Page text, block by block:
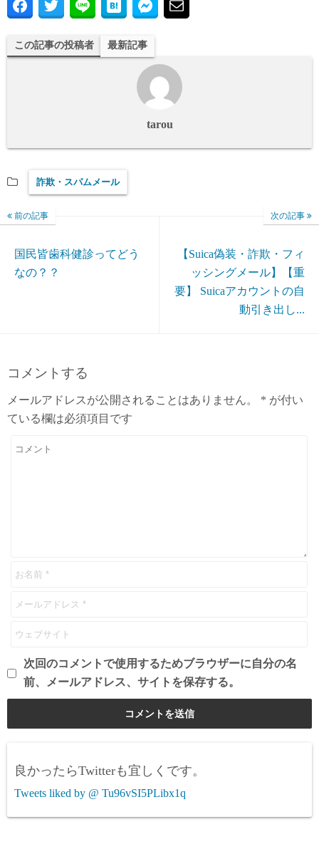
この記事の投稿者 最新記事
tarou
詐欺・スパムメール
前の記事
国民皆歯科健診ってどう
なの？？
次の記事
【Suica偽装・詐欺・フィ
ッシングメール】【重
要】 Suicaアカウントの自
動引き出し...
コメントする
メールアドレスが公開されることはありません。 * が付い
ている欄は必須項目です
次回のコメントで使用するためブラウザーに自分の名
前、メールアドレス、サイトを保存する。
良かったらTwitterも宜しくです。
Tweets liked by @ Tu96vSI5PLibx1q